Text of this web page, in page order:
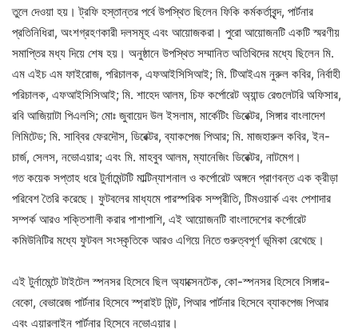
তুলে দেওয়া হয়। ট্রফি হস্তান্তর পর্বে উপস্থিত ছিলেন ফিকি কর্মকর্তাবৃন্দ, পার্টনার
প্রতিনিধিরা, অংশগ্রহণকারী দলসমূহ এবং আয়োজকরা। পুরো আয়োজনটি একটি স্মরণীয়
সমাপ্তির মধ্য দিয়ে শেষ হয়। অনুষ্ঠানে উপস্থিত সম্মানিত অতিথিদের মধ্যে ছিলেন মি.
এম এইচ এম ফাইরোজ, পরিচালক, এফআইসিসিআই; মি. টিআইএম নুরুল কবির, নির্বাহী
পরিচালক, এফআইসিসিআই; মি. শাহেদ আলম, চিফ কর্পোরেট অ্যান্ড রেগুলেটরি অফিসার,
রবি আজিয়াটা পিএলসি; মোঃ জুবায়েদ উল ইসলাম, মার্কেটিং ডিরেক্টর, সিঙ্গার বাংলাদেশ
লিমিটেড; মি. সাব্বির ফেরদৌস, ডিরেক্টর, ব্যাকপেজ পিআর; মি. মাজহারুল কবির, ইন-
চার্জ, সেলস, নভোএয়ার; এবং মি. মাহবুব আলম, ম্যানেজিং ডিরেক্টর, নাটমেগ।
গত কয়েক সপ্তাহ ধরে টুর্নামেন্টটি মাল্টিন্যাশনাল ও কর্পোরেট অঙ্গনে প্রাণবন্ত এক ক্রীড়া
পরিবেশ তৈরি করেছে। ফুটবলের মাধ্যমে পারস্পরিক সম্প্রীতি, টিমওয়ার্ক এবং পেশাদার
সম্পর্ক আরও শক্তিশালী করার পাশাপাশি, এই আয়োজনটি বাংলাদেশের কর্পোরেট
কমিউনিটির মধ্যে ফুটবল সংস্কৃতিকে আরও এগিয়ে নিতে গুরুত্বপূর্ণ ভূমিকা রেখেছে।
এই টুর্নামেন্টে টাইটেল স্পনসর হিসেবে ছিল অ্যাক্সেনটেক, কো-স্পনসর হিসেবে সিঙ্গার-
বেকো, বেভারেজ পার্টনার হিসেবে স্প্রাইট মিন্ট, পিআর পার্টনার হিসেবে ব্যাকপেজ পিআর
এবং এয়ারলাইন পার্টনার হিসেবে নভোএয়ার।